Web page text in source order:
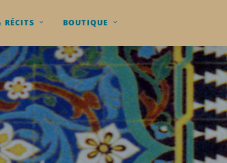
RÉCITS BOUTIQUE